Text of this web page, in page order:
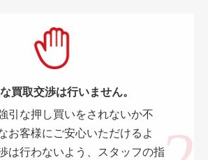
買取交渉は行いません。
引な押し買いをされないか不
お客様にご安心いただけるよ
は行わないよう、スタッフの指